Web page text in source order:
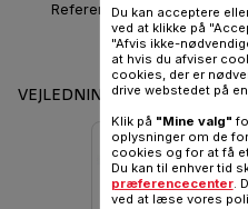
Reference :J1641414
VEJLEDNINGER OG GARANTI
Du kan acceptere
ved at klikke på
"Afvis ikke-
at hvis du afviser
cookies, der er
drive webstedet på
Klik på "Mine valg"
oplysninger om de
cookies og for at få
Du kan til enhver tid
præferencecenter.
ved at læse vores